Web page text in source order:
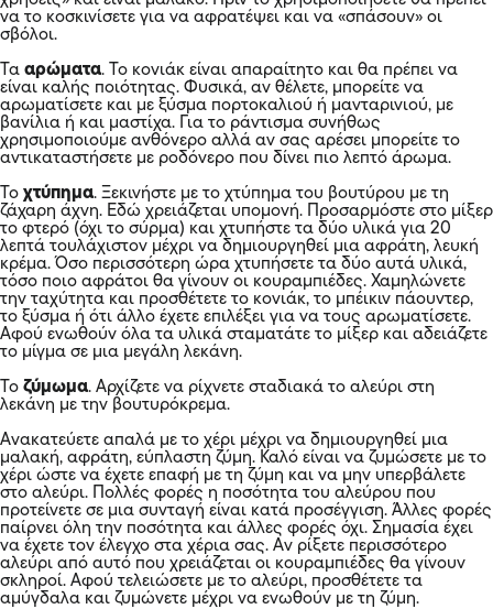
να το κοσκινίσετε για να αφρατέψει και να «σπάσουν» οι
σβόλοι.
Τα αρώματα. Το κονιάκ είναι απαραίτητο και θα πρέπει να
είναι καλής ποιότητας. Φυσικά, αν θέλετε, μπορείτε να
αρωματίσετε και με ξύσμα πορτοκαλιού ή μανταρινιού, με
βανίλια ή και μαστίχα. Για το ράντισμα συνήθως
χρησιμοποιούμε ανθόνερο αλλά αν σας αρέσει μπορείτε το
αντικαταστήσετε με ροδόνερο που δίνει πιο λεπτό άρωμα.
Το χτύπημα. Ξεκινήστε με το χτύπημα του βουτύρου με τη
ζάχαρη άχνη. Εδώ χρειάζεται υπομονή. Προσαρμόστε στο μίξερ
το φτερό (όχι το σύρμα) και χτυπήστε τα δύο υλικά για 20
λεπτά τουλάχιστον μέχρι να δημιουργηθεί μια αφράτη, λευκή
κρέμα. Όσο περισσότερη ώρα χτυπήσετε τα δύο αυτά υλικά,
τόσο ποιο αφράτοι θα γίνουν οι κουραμπιέδες. Χαμηλώνετε
την ταχύτητα και προσθέτετε το κονιάκ, το μπέικιν πάουντερ,
το ξύσμα ή ότι άλλο έχετε επιλέξει για να τους αρωματίσετε.
Αφού ενωθούν όλα τα υλικά σταματάτε το μίξερ και αδειάζετε
το μίγμα σε μια μεγάλη λεκάνη.
Το ζύμωμα. Αρχίζετε να ρίχνετε σταδιακά το αλεύρι στη
λεκάνη με την βουτυρόκρεμα.
Ανακατεύετε απαλά με το χέρι μέχρι να δημιουργηθεί μια
μαλακή, αφράτη, εύπλαστη ζύμη. Καλό είναι να ζυμώσετε με το
χέρι ώστε να έχετε επαφή με τη ζύμη και να μην υπερβάλετε
στο αλεύρι. Πολλές φορές η ποσότητα του αλεύρου που
προτείνετε σε μια συνταγή είναι κατά προσέγγιση. Άλλες φορές
παίρνει όλη την ποσότητα και άλλες φορές όχι. Σημασία έχει
να έχετε τον έλεγχο στα χέρια σας. Αν ρίξετε περισσότερο
αλεύρι από αυτό που χρειάζεται οι κουραμπιέδες θα γίνουν
σκληροί. Αφού τελειώσετε με το αλεύρι, προσθέτετε τα
αμύγδαλα και ζυμώνετε μέχρι να ενωθούν με τη ζύμη.